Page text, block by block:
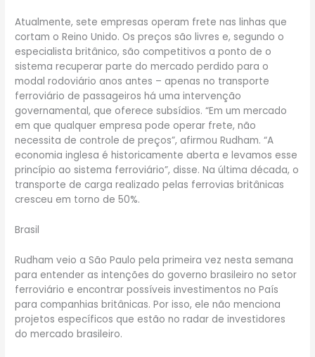
Atualmente, sete empresas operam frete nas linhas que
cortam o Reino Unido. Os preços são livres e, segundo o
especialista britânico, são competitivos a ponto de o
sistema recuperar parte do mercado perdido para o
modal rodoviário anos antes – apenas no transporte
ferroviário de passageiros há uma intervenção
governamental, que oferece subsídios. “Em um mercado
em que qualquer empresa pode operar frete, não
necessita de controle de preços”, afirmou Rudham. “A
economia inglesa é historicamente aberta e levamos esse
princípio ao sistema ferroviário”, disse. Na última década, o
transporte de carga realizado pelas ferrovias britânicas
cresceu em torno de 50%.
Brasil
Rudham veio a São Paulo pela primeira vez nesta semana
para entender as intenções do governo brasileiro no setor
ferroviário e encontrar possíveis investimentos no País
para companhias britânicas. Por isso, ele não menciona
projetos específicos que estão no radar de investidores
do mercado brasileiro.